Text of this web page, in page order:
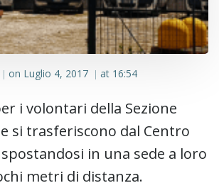
| on Luglio 4, 2017 | at 16:54
i volontari della Sezione
si trasferiscono dal Centro
in una sede a loro
metri di distanza.